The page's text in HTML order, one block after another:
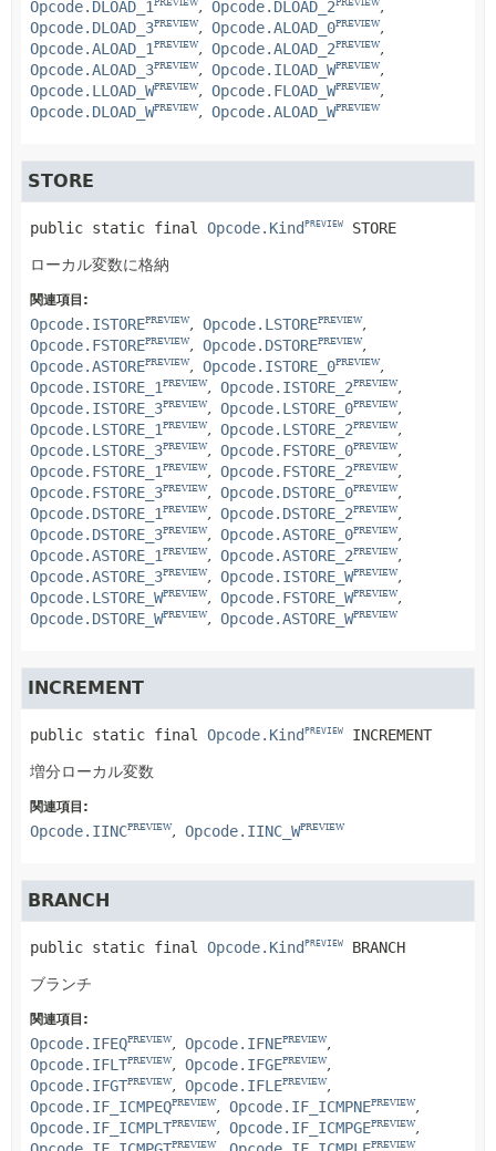
Opcode.DLOAD_1PREVIEW Opcode.DLOAD_2PREVIEW
Opcode.DLOAD_3PREVIEW Opcode.ALOAD_0PREVIEW
Opcode.ALOAD_1PREVIEW Opcode.ALOAD_2PREVIEW
Opcode.ALOAD_3PREVIEW Opcode.ILOAD_WPREVIEW
Opcode.LLOAD_WPREVIEW Opcode.FLOAD_WPREVIEW
Opcode.DLOAD_WPREVIEW Opcode.ALOAD_WPREVIEW
STORE
public static final Opcode.Kind PREVIEW STORE
ローカル変数に格納
関連項目:
Opcode.ISTOREPREVIEW Opcode.LSTOREPREVIEW
Opcode.FSTOREPREVIEW Opcode.DSTOREPREVIEW
Opcode.ASTOREPREVIEW Opcode.ISTORE_0PREVIEW
Opcode.ISTORE_1PREVIEW Opcode.ISTORE_2PREVIEW
Opcode.ISTORE_3PREVIEW Opcode.LSTORE_0PREVIEW
Opcode.LSTORE_1PREVIEW Opcode.LSTORE_2PREVIEW
Opcode.LSTORE_3PREVIEW Opcode.FSTORE_0PREVIEW
Opcode.FSTORE_1PREVIEW Opcode.FSTORE_2PREVIEW
Opcode.FSTORE_3PREVIEW Opcode.DSTORE_0PREVIEW
Opcode.DSTORE_1PREVIEW Opcode.DSTORE_2PREVIEW
Opcode.DSTORE_3PREVIEW Opcode.ASTORE_0PREVIEW
Opcode.ASTORE_1PREVIEW Opcode.ASTORE_2PREVIEW
Opcode.ASTORE_3PREVIEW Opcode.ISTORE_WPREVIEW
Opcode.LSTORE_WPREVIEW Opcode.FSTORE_WPREVIEW
Opcode.DSTORE_WPREVIEW Opcode.ASTORE_WPREVIEW
INCREMENT
public static final Opcode.Kind PREVIEW INCREMENT
増分ローカル変数
関連項目:
Opcode.IINCPREVIEW Opcode.IINC_WPREVIEW
BRANCH
public static final Opcode.Kind PREVIEW BRANCH
ブランチ
関連項目:
Opcode.IFEQPREVIEW Opcode.IFNEPREVIEW
Opcode.IFLTPREVIEW Opcode.IFGEPREVIEW
Opcode.IFGTPREVIEW Opcode.IFLEPREVIEW
Opcode.IF_ICMPEQPREVIEW Opcode.IF_ICMPNEPREVIEW
Opcode.IF_ICMPLTPREVIEW Opcode.IF_ICMPGEPREVIEW
PREVIEW PREVIEW